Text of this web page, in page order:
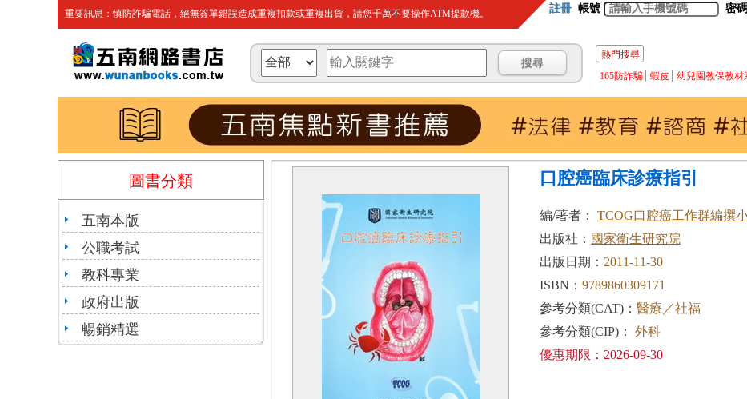
重要訊息：慎防詐騙電話，絕無簽單錯誤造成重複扣款或重複出貨，請您千萬不要操作ATM提款機。 註冊 帳號 密碼
熱門搜尋
165防詐騙
蝦皮 幼兒園教保教材
圖書分類
五南本版
公職考試
教科專業
政府出版
暢銷精選
口腔癌臨床診療指引
編/著者： TCOG口腔癌工作群編撰
出版社： 國家衛生研究院
出版日期： 2011-11-30
ISBN： 9789860309171
參考分類(CAT)： 醫療／社福
參考分類(CIP)：
外科
優惠期限：2026-09-30